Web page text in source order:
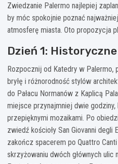
Zwiedzanie Palermo najlepiej
by móc spokojnie poznać
atmosferę miasta. Oto propozycja
Dzień 1:
Rozpocznij od Katedry w Palermo,
bryłę i różnorodność stylów
do Pałacu Normanów z Kaplicą
miejsce przynajmniej dwie
przepięknymi mozaikami. Po
zwiedź kościoły San Giovanni degli
zakończ spacerem po Quattro
skrzyżowaniu dwóch głównych ulic